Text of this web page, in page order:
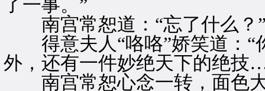
了一事。”
南宫常恕道：“忘了什么？
得意夫人“咯咯”娇笑道：“
外，还有一件妙绝天下的绝
南宫常恕心念一转，面色